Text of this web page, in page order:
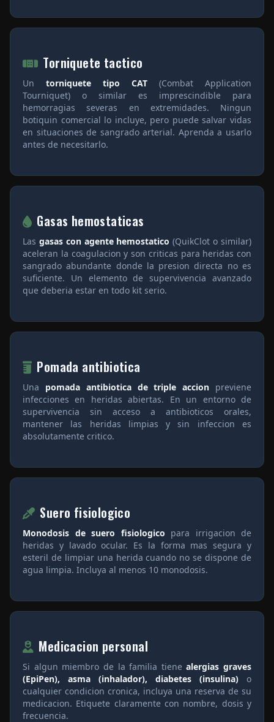
Torniquete tactico
Un torniquete tipo CAT (Combat Application
Tourniquet) o similar es imprescindible para
hemorragias severas en extremidades. Ningun
botiquin comercial lo incluye, pero puede salvar vidas
en situaciones de sangrado arterial. Aprenda a usarlo
antes de necesitarlo.
Gasas hemostaticas
Las gasas con agente hemostatico (QuikClot o similar)
aceleran la coagulacion y son criticas para heridas con
sangrado abundante donde la presion directa no es
suficiente. Un elemento de supervivencia avanzado
que deberia estar en todo kit serio.
Pomada antibiotica
Una pomada antibiotica de triple accion previene
infecciones en heridas abiertas. En un entorno de
supervivencia sin acceso a antibioticos orales,
mantener las heridas limpias y sin infeccion es
absolutamente critico.
Suero fisiologico
Monodosis de suero fisiologico para irrigacion de
heridas y lavado ocular. Es la forma mas segura y
esteril de limpiar una herida cuando no se dispone de
agua limpia. Incluya al menos 10 monodosis.
Medicacion personal
Si algun miembro de la familia tienealergias graves
(EpiPen), asma (inhalador), diabetes (insulina) o
cualquier condicion cronica, incluya una reserva de su
medicacion. Etiquete claramente con nombre, dosis y
frecuencia.